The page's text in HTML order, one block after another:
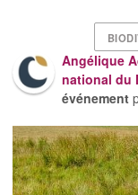
Angélique
national du
événement